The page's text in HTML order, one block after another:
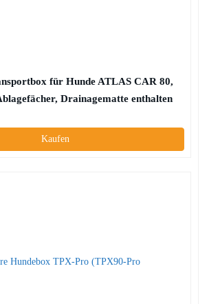
für Hunde ATLAS CAR 80,
Drainagematte enthalten
Kaufen